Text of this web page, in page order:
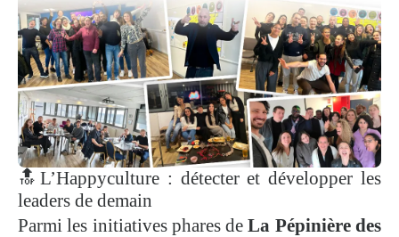
🔝L’Happyculture : détecter et développer les
leaders de demain
Parmi les initiatives phares deLa Pépinière des